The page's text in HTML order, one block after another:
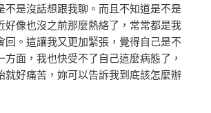
不是沒話想跟我聊。而且不知道是不是
好像也沒之前那麼熱絡了，常常都是我
回。這讓我又更加緊張，覺得自己是不
面，我也快受不了自己這麼病態了，
就好痛苦，妳可以告訴我到底該怎麼辦